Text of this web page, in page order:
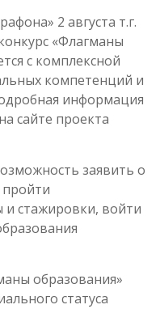
2 августа т.г.
«Флагманы
с комплексной
компетенций и
информация
сайте проекта
заявить о
пройти
стажировки, войти
образования»
статуса